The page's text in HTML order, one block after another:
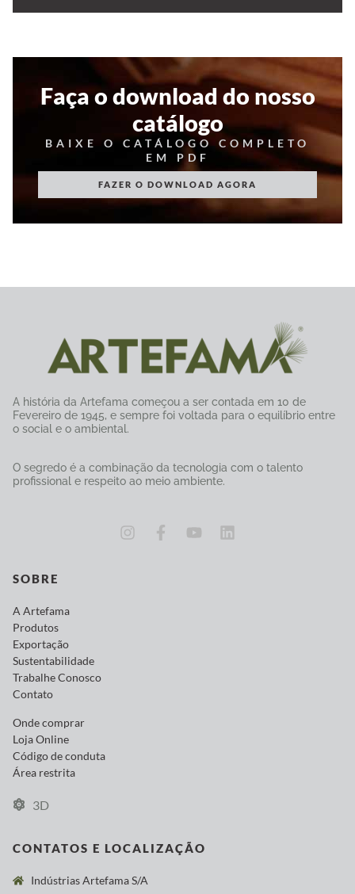
Faça o download do nosso
catálogo
BAIXE O CATÁLOGO COMPLETO
EM PDF
FAZER O DOWNLOAD AGORA
A história da Artefama começou a ser contada em 10 de
Fevereiro de 1945, e sempre foi voltada para o equilíbrio entre
o social e o ambiental.
O segredo é a combinação da tecnologia com o talento
profissional e respeito ao meio ambiente.
SOBRE
A Artefama
Produtos
Exportação
Sustentabilidade
Trabalhe Conosco
Contato
Onde comprar
Loja Online
Código de conduta
Área restrita
3D
CONTATOS E LOCALIZAÇÃO
Indústrias Artefama S/A